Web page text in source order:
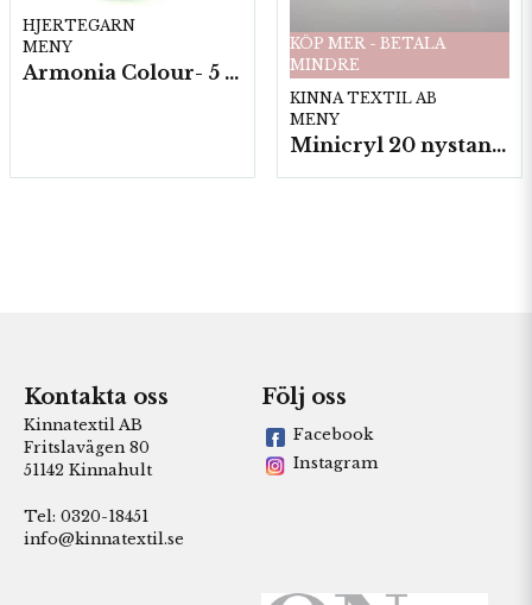
HJERTEGARN
MENY
Armonia Colour- 5 härv/fp. a100 g.
KÖP MER - BETALA
MINDRE
KINNA TEXTIL AB
MENY
Minicryl 20 nystan a25g./fp.
Kontakta oss
Kinnatextil AB
Fritslavägen 80
51142 Kinnahult
Tel: 0320-18451
info@kinnatextil.se
Följ oss
Facebook
Instagram